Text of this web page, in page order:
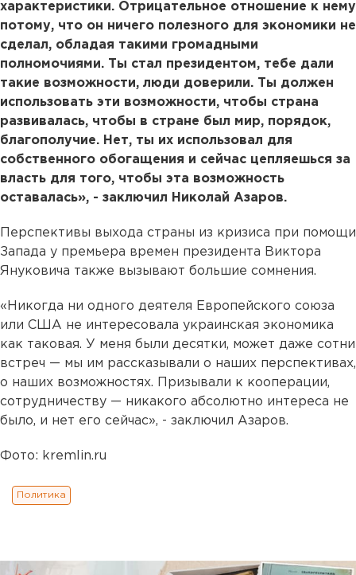
характеристики. Отрицательное отношение к нему
потому, что он ничего полезного для экономики не
сделал, обладая такими громадными
полномочиями. Ты стал президентом, тебе дали
такие возможности, люди доверили. Ты должен
использовать эти возможности, чтобы страна
развивалась, чтобы в стране был мир, порядок,
благополучие. Нет, ты их использовал для
собственного обогащения и сейчас цепляешься за
власть для того, чтобы эта возможность
оставалась», - заключил Николай Азаров.
Перспективы выхода страны из кризиса при помощи
Запада у премьера времен президента Виктора
Януковича также вызывают большие сомнения.
«Никогда ни одного деятеля Европейского союза
или США не интересовала украинская экономика
как таковая. У меня были десятки, может даже сотни
встреч — мы им рассказывали о наших перспективах,
о наших возможностях. Призывали к кооперации,
сотрудничеству — никакого абсолютно интереса не
было, и нет его сейчас», - заключил Азаров.
Фото: kremlin.ru
Политика